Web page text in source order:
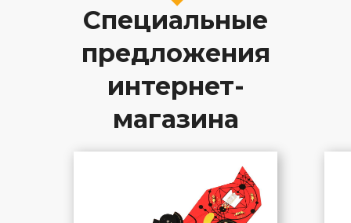
Специальные
предложения
интернет-
магазина